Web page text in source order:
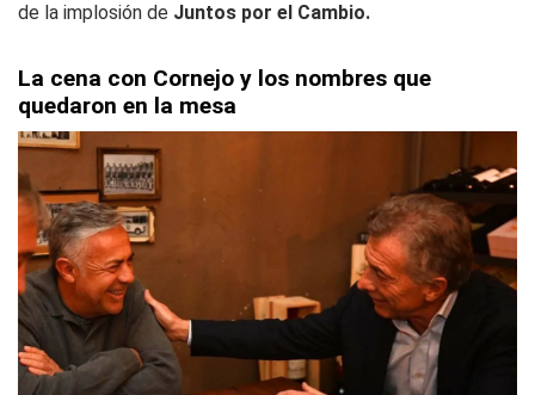
de la implosión de Juntos por el Cambio.
La cena con Cornejo y los nombres que
quedaron en la mesa